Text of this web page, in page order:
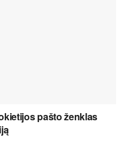
pašto ženklas